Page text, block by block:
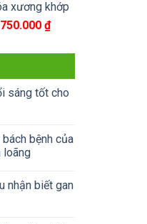
xương khớp
Giá
là:
750.000₫Giá
tại
sáng tốt cho
bệnh của
loãng
nhận biết gan